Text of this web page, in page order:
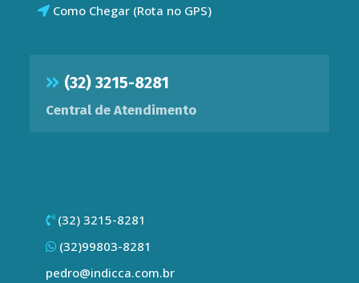
Como Chegar (Rota no GPS)
(32) 3215-8281
Central de Atendimento
(32) 3215-8281
(32)99803-8281
pedro@indicca.com.br